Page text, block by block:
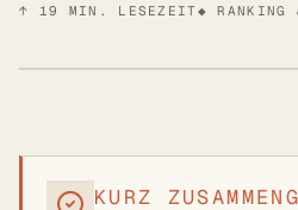
↑ 19 MIN. LESEZEIT ◆ RANKING
KURZ